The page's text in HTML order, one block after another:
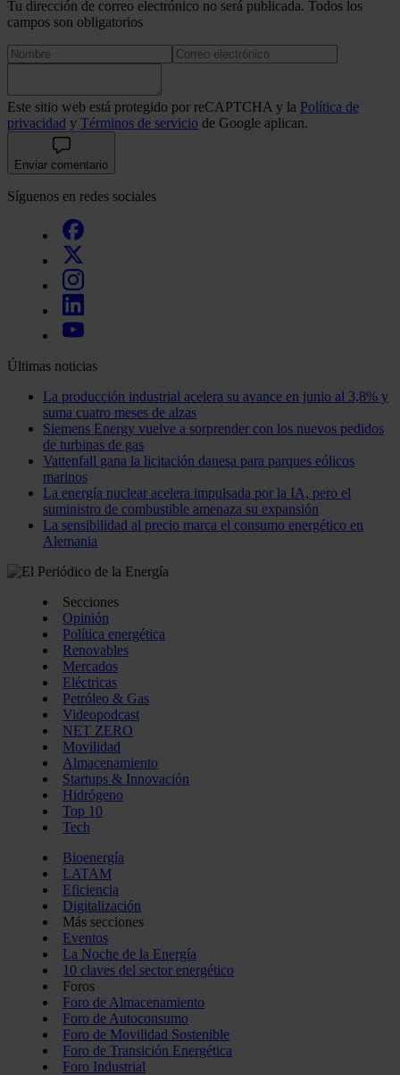
Tu dirección de correo electrónico no será publicada. Todos los
campos son obligatorios
Este sitio web está protegido por reCAPTCHA y la Política de
privacidad y Términos de servicio de Google aplican.
Enviar comentario
Síguenos en redes sociales
Últimas noticias
La producción industrial acelera su avance en junio al 3,8% y
suma cuatro meses de alzas
Siemens Energy vuelve a sorprender con los nuevos pedidos
de turbinas de gas
Vattenfall gana la licitación danesa para parques eólicos
marinos
La energía nuclear acelera impulsada por la IA, pero el
suministro de combustible amenaza su expansión
La sensibilidad al precio marca el consumo energético en
Alemania
Secciones
Opinión
Política energética
Renovables
Mercados
Eléctricas
Petróleo & Gas
Videopodcast
NET ZERO
Movilidad
Almacenamiento
Startups & Innovación
Hidrógeno
Top 10
Tech
Bioenergía
LATAM
Eficiencia
Digitalización
Más secciones
Eventos
La Noche de la Energía
10 claves del sector energético
Foros
Foro de Almacenamiento
Foro de Autoconsumo
Foro de Movilidad Sostenible
Foro de Transición Energética
Foro Industrial